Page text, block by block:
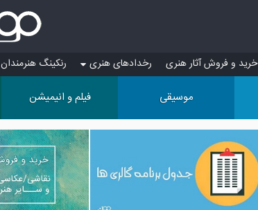
خرید و فروش آثار هنری رخدادهای هنری رنکینگ هنرمندان
موسیقی فیلم و انیمیشن